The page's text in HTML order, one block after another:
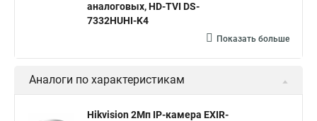
Видеокамеры hikvision ds
Камера Hikvision ds 2ce16d8t
Видеокамера hikvision hiwatch
Камера Hikvision ds 2cd2442fwd
аналоговых, HD-TVI DS-
7332HUHI-K4
Показать больше
Аналоги по характеристикам
Hikvision 2Мп IP-камера EXIR-